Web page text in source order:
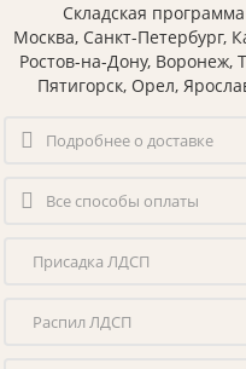
Складская программа
Москва, Санкт-Петербург,
Ростов-на-Дону, Воронеж,
Пятигорск, Орел,
Подробнее о доставке
Все способы оплаты
Присадка ЛДСП
Распил ЛДСП